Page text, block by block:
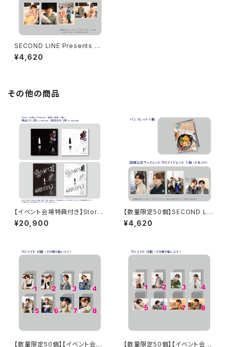
SECOND LINE Presents み
んなに会いに行くよ! 第7回 in
静岡 開催記念グッズセット
¥4,620
その他の商品
【イベント会場特典付き】Story
Teller（Terror） 朗読・怪談 〜
嫌〜 朗読セット
¥20,900
【数量限定50個】SECOND LIN
E Presents みんなに会いに行
くよ! 第44回 in 山形 開催記念
¥4,620
【数量限定50個】【イベント会場
【数量限定50個】【イベント会場